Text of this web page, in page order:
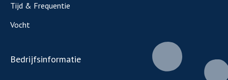
Tijd & Frequentie
Vocht
Bedrijfsinformatie